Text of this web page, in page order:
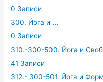
0 Записи
300. Йога и ...
0 Записи
310.-300-500. Йога и
41 Записи
312.- 300-501. Йога и